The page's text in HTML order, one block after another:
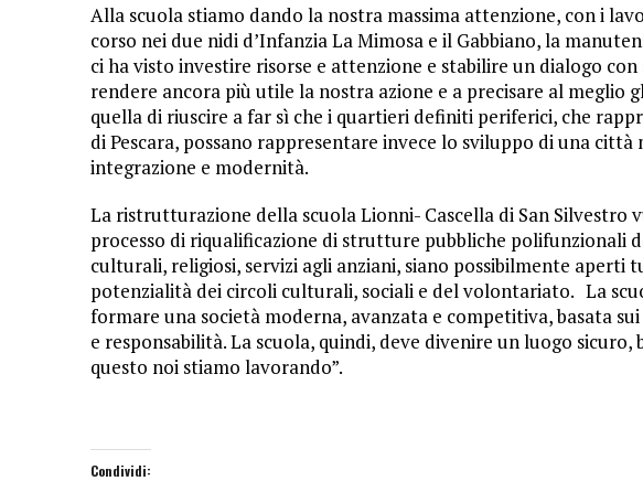
Alla scuola stiamo dando la nostra massima attenzione, con i
corso nei due nidi d’Infanzia La Mimosa e il Gabbiano, la
ci ha visto investire risorse e attenzione e stabilire un dialogo
rendere ancora più utile la nostra azione e a precisare al meglio
quella di riuscire a far sì che i quartieri definiti periferici, che
di Pescara, possano rappresentare invece lo sviluppo di una
integrazione e modernità.
La ristrutturazione della scuola Lionni- Cascella di San Silvestro
processo di riqualificazione di strutture pubbliche polifunzionali
culturali, religiosi, servizi agli anziani, siano possibilmente aperti
potenzialità dei circoli culturali, sociali e del volontariato. La
formare una società moderna, avanzata e competitiva, basata
e responsabilità. La scuola, quindi, deve divenire un luogo
questo noi stiamo lavorando”.
Condividi: